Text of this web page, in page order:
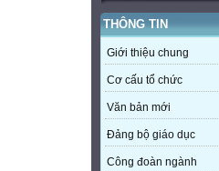
THÔNG TIN
Giới thiệu chung
Cơ cấu tổ chức
Văn bản mới
Đảng bộ giáo dục
Công đoàn ngành